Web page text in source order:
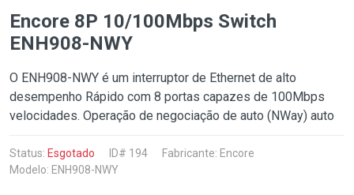
Encore 8P 10/100Mbps Switch
ENH908-NWY
O ENH908-NWY é um interruptor de Ethernet de alto
desempenho Rápido com 8 portas capazes de 100Mbps
velocidades. Operação de negociação de auto (NWay) auto
Status: Esgotado ID# 194 Fabricante: Encore
Modelo: ENH908-NWY